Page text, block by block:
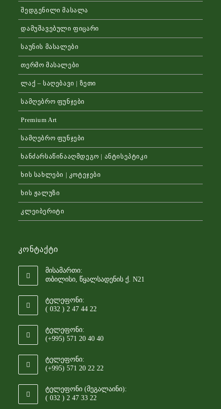
შედგენილი მასალა
დამუშავებული ფიცარი
საუნის მასალები
თერმო მასალები
ლაქ – საღებავი | ზეთი
სამღებრო ფუნჯები
Premium Art
სამღებრო ფუნჯები
ხანძარსაწინააღმდეგო | ანტისეპტიკი
ხის სახლები | კოტეჯები
ხის ჟალუზი
კლეიბერიტი
Კონტაქტი
მისამართი:
თბილისი, წყალსადენის ქ. N21
ტელეფონი:
( 032 ) 2 47 44 22
ტელეფონი:
(+995) 571 20 40 40
ტელეფონი:
(+995) 571 20 22 22
ტელეფონი (მეგალაინი):
( 032 ) 2 47 33 22